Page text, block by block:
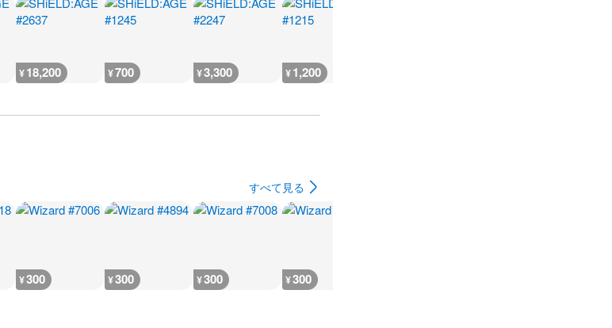
¥18,200 ¥700 ¥3,300 ¥1,200
すべて見る
¥300 ¥300 ¥300 ¥300